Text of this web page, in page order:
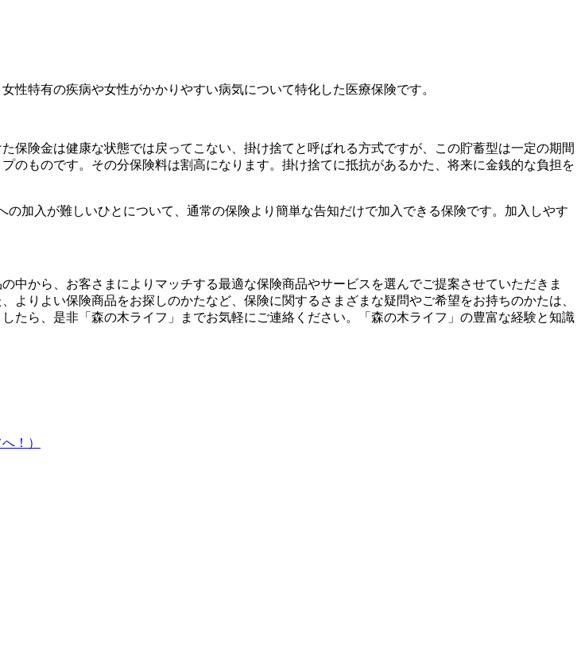
特有の疾病や女性がかかりやすい病気について特化した医療保険です。
保険金は健康な状態では戻ってこない、掛け捨てと呼ばれる方式ですが、この貯蓄型は一定の期間
のものです。その分保険料は割高になります。掛け捨てに抵抗があるかた、将来に金銭的な負担を
加入が難しいひとについて、通常の保険より簡単な告知だけで加入できる保険です。加入しやす
中から、お客さまによりマッチする最適な保険商品やサービスを選んでご提案させていただきま
りよい保険商品をお探しのかたなど、保険に関するさまざまな疑問やご希望をお持ちのかたは、
たら、是非「森の木ライフ」までお気軽にご連絡ください。「森の木ライフ」の豊富な経験と知識
！）